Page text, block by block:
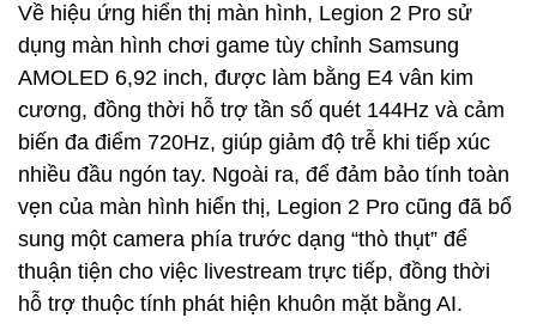
Về hiệu ứng hiển thị màn hình, Legion 2 Pro sử
dụng màn hình chơi game tùy chỉnh Samsung
AMOLED 6,92 inch, được làm bằng E4 vân kim
cương, đồng thời hỗ trợ tần số quét 144Hz và cảm
biến đa điểm 720Hz, giúp giảm độ trễ khi tiếp xúc
nhiều đầu ngón tay. Ngoài ra, để đảm bảo tính toàn
vẹn của màn hình hiển thị, Legion 2 Pro cũng đã bổ
sung một camera phía trước dạng “thò thụt” để
thuận tiện cho việc livestream trực tiếp, đồng thời
hỗ trợ thuộc tính phát hiện khuôn mặt bằng AI.